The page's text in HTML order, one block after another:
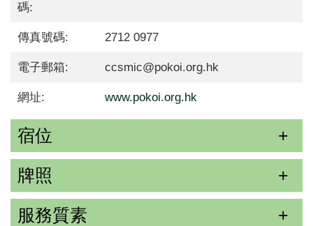
碼:
傳真號碼: 2712 0977
電子郵箱: ccsmic@pokoi.org.hk
網址: www.pokoi.org.hk
宿位
牌照
服務質素